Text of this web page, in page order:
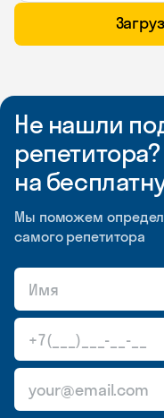
Не нашли
на
Мы поможем
самого репетитора